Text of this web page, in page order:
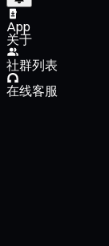
App
关于
社群列表
在线客服